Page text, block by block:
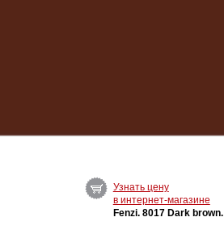
Узнать цену
в интернет-магазине
Fenzi. 8017 Dark brown.